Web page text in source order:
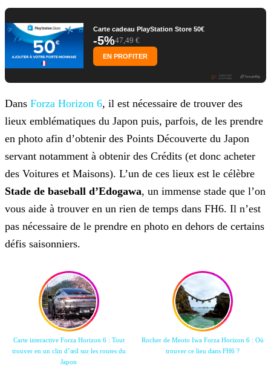
Carte cadeau PlayStation Store 50€
-5%47,49 €
EN PROFITER
Dans Forza Horizon 6, il est nécessaire de trouver des
lieux emblématiques du Japon puis, parfois, de les prendre
en photo afin d’obtenir des Points Découverte du Japon
servant notamment à obtenir des Crédits (et donc acheter
des Voitures et Maisons). L’un de ces lieux est le célèbre
Stade de baseball d’Edogawa, un immense stade que l’on
vous aide à trouver en un rien de temps dans FH6. Il n’est
pas nécessaire de le prendre en photo en dehors de certains
défis saisonniers.
Carte interactive Forza Horizon 6 : Tout
trouver en un clin d’œil sur les routes du
Japon
Rocher de Meoto Iwa Forza Horizon 6 : Où
trouver ce lieu dans FH6 ?